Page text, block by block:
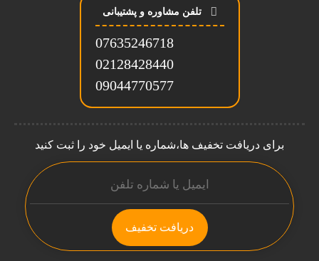
تلفن مشاوره و پشتیبانی
07635246718
02128428440
09044770577
برای دریافت تخفیف ها،شماره یا ایمیل خود را ثبت کنید
دریافت تخفیف